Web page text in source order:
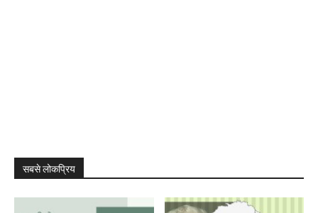
सबसे लोकप्रिय